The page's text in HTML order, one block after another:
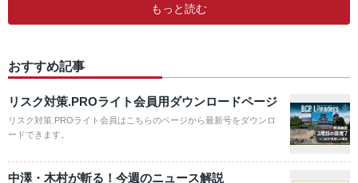
もっと読む
おすすめ記事
リスク対策.PROライト会員用ダウンロードページ
リスク対策.PROライト会員はこちらのページから最新号をダウンロ
ードできます。
中澤・木村が斬る！今週のニュース解説